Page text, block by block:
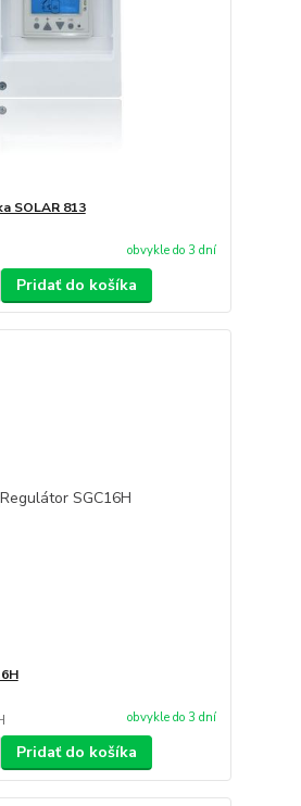
SOLAR 813
obvykle do 3 dní
Pridať do košíka
obvykle do 3 dní
Pridať do košíka